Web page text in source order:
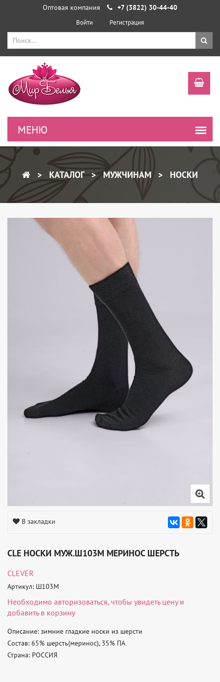
Оптовая компания +7 (3822) 30-44-40
Войти Регистрация
КАТАЛОГ МУЖЧИНАМ НОСКИ
В закладки
CLE НОСКИ МУЖ.Ш103М МЕРИНОС ШЕРСТЬ
CLEVER
Артикул: Ш103М
Необходимо авторизоваться, чтобы увидеть цену и
добавить в корзину
Описание: зимние гладкие носки из шерсти
Состав: 65% шерсть(меринос), 35% ПА
Страна: РОССИЯ